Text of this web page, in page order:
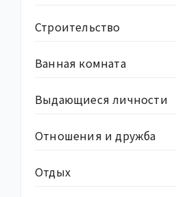
Строительство
Ванная комната
Выдающиеся личности
Отношения и дружба
Отдых